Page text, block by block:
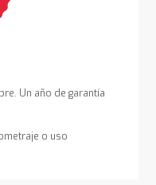
Un año de garantía
o uso